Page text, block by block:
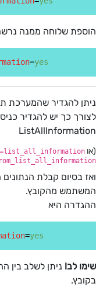
הוספת שלוחה ממנה
=yes
ניתן להגדיר שהמערכת
לצורך כך יש להגדיר
ListAllInformation
(או
ואז בסיום קבלת
המשתמש מהקובץ.
ההגדרה היא
=yes
שימו לב! ניתן לשלב בין
בקובץ.